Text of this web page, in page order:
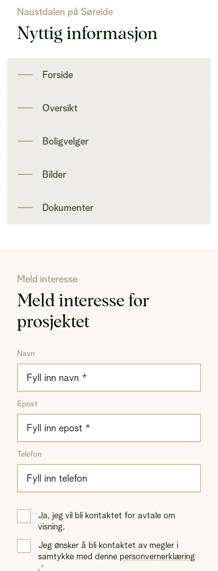
Naustdalen på Søreide
Nyttig informasjon
Forside
Oversikt
Boligvelger
Bilder
Dokumenter
Meld interesse
Meld interesse for
prosjektet
Navn
Epost
Telefon
Ja, jeg vil bli kontaktet for avtale om
visning.
Jeg ønsker å bli kontaktet av megler i
samtykke med denne personvernerklæring
.